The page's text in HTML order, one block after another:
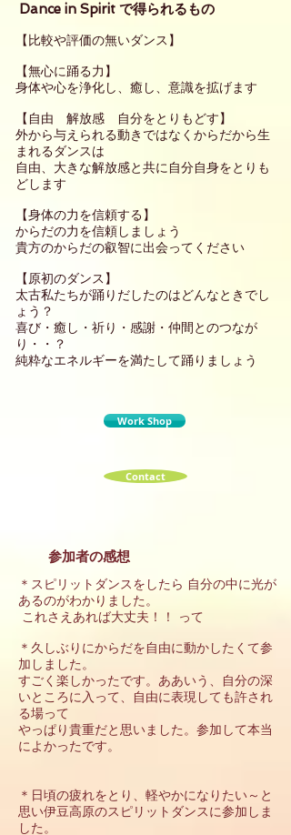
Dance in Spirit で得られるもの
【比較や評価の無いダンス】
【無心に踊る力】
身体や心を浄化し、癒し、意識を拡げます
【自由 解放感 自分をとりもどす】
外から与えられる動きではなくからだから生
まれるダンスは
自由、大きな解放感と共に自分自身をとりも
どします
【身体の力を信頼する】
からだの力を信頼しましょう
貴方のからだの叡智に出会ってく ださい
【原初のダンス】
太古私たちが踊りだしたのはどんなときでし
ょう？
喜び・癒し・祈り・感謝・仲間とのつなが
り・・？
純粋なエネルギーを満たして踊りましょう
Work Shop
Contact
参加者の感想
＊スピリットダンスをしたら 自分の中に光が
あるのがわかりました。
これさえあれば大丈夫！！ って
＊久しぶりにからだを自由に動かしたくて参
加しました。
すごく楽しかったです。ああいう、自分の深
いところに入って、自由に表現しても許され
る場って
やっぱり貴重だと思いました。参加して本当
によかったです。
＊日頃の疲れをとり、軽やかになりたい～と
思い伊豆高原のスピリットダンスに参加しま
した。